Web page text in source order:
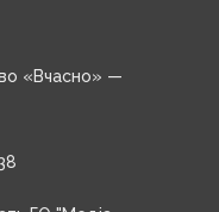
«Вчасно» —